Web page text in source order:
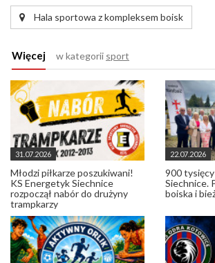
Hala sportowa z kompleksem boisk
Więcej w kategorii sport
31.07.2026
Młodzi piłkarze poszukiwani!
KS Energetyk Siechnice
rozpoczął nabór do drużyny
trampkarzy
22.07.2026
900
Siechnice.
boiska i